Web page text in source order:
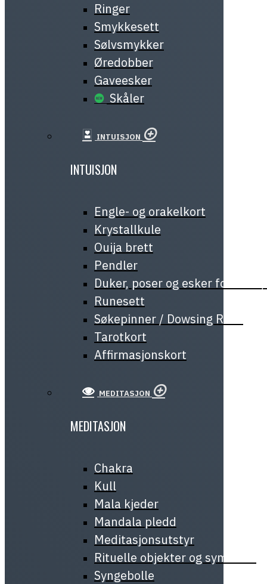
Ringer
Smykkesett
Sølvsmykker
Øredobber
Gaveesker
Skåler
INTUISJON
INTUISJON
Engle- og orakelkort
Krystallkule
Ouija brett
Pendler
Duker, poser og esker for
Runesett
Søkepinner / Dowsing Rods
Tarotkort
Affirmasjonskort
MEDITASJON
MEDITASJON
Chakra
Kull
Mala kjeder
Mandala pledd
Meditasjonsutstyr
Rituelle objekter og symboler
Syngebolle